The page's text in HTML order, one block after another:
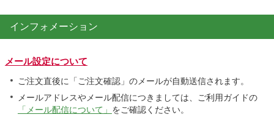
インフォメーション
メール設定について
ご注文直後に「ご注文確認」のメールが自動送信されます。
メールアドレスやメール配信につきましては、ご利用ガイドの
「メール配信について」 をご確認ください。